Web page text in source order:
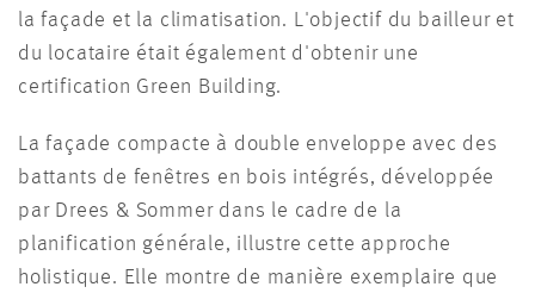
la façade et la climatisation. L'objectif du bailleur et
du locataire était également d'obtenir une
certification Green Building.
La façade compacte à double enveloppe avec des
battants de fenêtres en bois intégrés, développée
par Drees & Sommer dans le cadre de la
planification générale, illustre cette approche
holistique. Elle montre de manière exemplaire que